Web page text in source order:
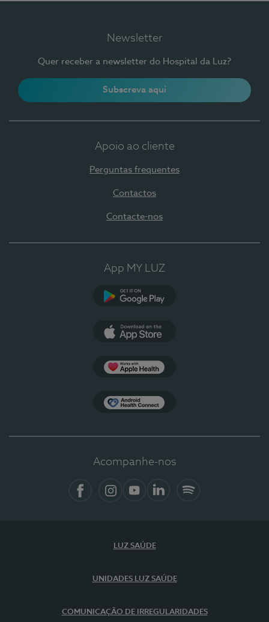
Newsletter
Quer receber a newsletter do Hospital da Luz?
Subscreva aqui
Apoio ao cliente
Perguntas frequentes
Contactos
Contacte-nos
App MY LUZ
Acompanhe-nos
LUZ SAÚDE
UNIDADES LUZ SAÚDE
COMUNICAÇÃO DE IRREGULARIDADES